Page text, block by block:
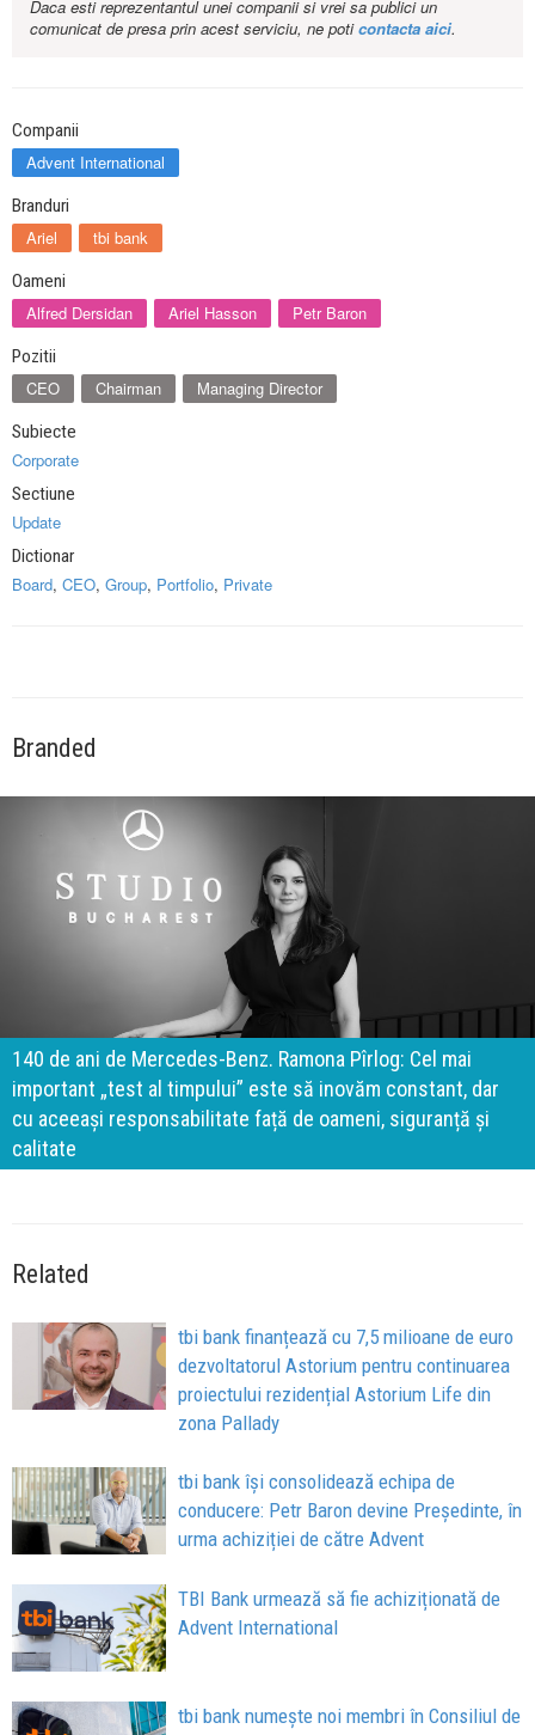
Daca esti reprezentantul unei companii si vrei sa publici un
comunicat de presa prin acest serviciu, ne poticontacta aici.
Companii
Advent International
Branduri
Ariel tbi bank
Oameni
Alfred Dersidan Ariel Hasson Petr Baron
Pozitii
CEO Chairman Managing Director
Subiecte
Corporate
Sectiune
Update
Dictionar
Board, CEO, Group, Portfolio, Private
Branded
140 de ani de Mercedes-Benz. Ramona Pîrlog: Cel mai
important „test al timpului” este să inovăm constant, dar
cu aceeași responsabilitate față de oameni, siguranță și
calitate
Related
tbi bank finanțează cu 7,5 milioane de euro
dezvoltatorul Astorium pentru continuarea
proiectului rezidențial Astorium Life din
zona Pallady
tbi bank își consolidează echipa de
conducere: Petr Baron devine Președinte, în
urma achiziției de către Advent
TBI Bank urmează să fie achiziționată de
Advent International
tbi bank numește noi membri în Consiliul de